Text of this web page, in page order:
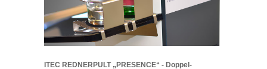
ITEC REDNERPULT „PRESENCE“ - Doppel-